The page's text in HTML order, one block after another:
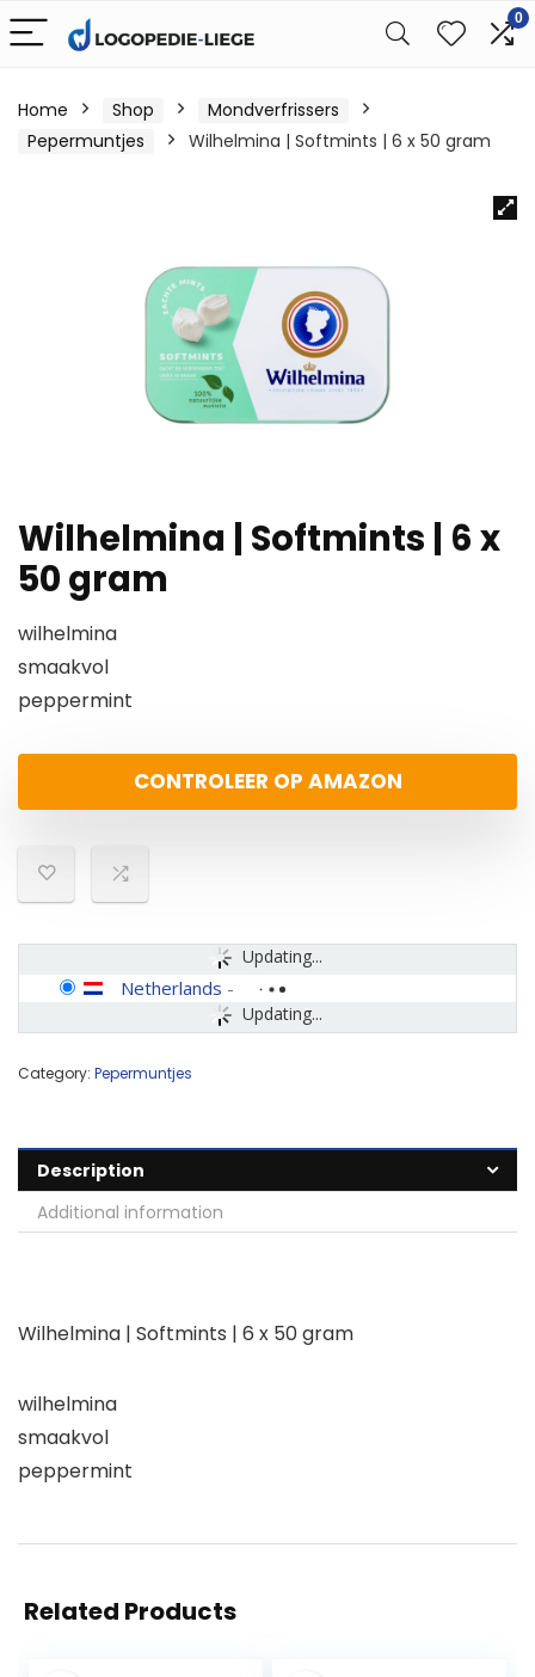
0
Home Shop
Mondverfrissers
Pepermuntjes
Wilhelmina | Softmints | 6 x 50 gram
Wilhelmina | Softmints | 6 x
50 gram
wilhelmina
smaakvol
peppermint
CONTROLEER OP AMAZON
Updating...
Updating...
Netherlands -
Category: Pepermuntjes
Description
Additional information
Wilhelmina | Softmints | 6 x 50 gram
wilhelmina
smaakvol
peppermint
Related Products